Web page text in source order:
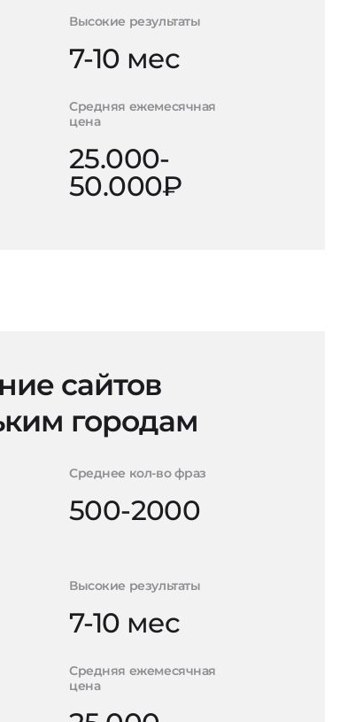
Высокие результаты
7-10 мес
Средняя ежемесячная
цена
25.000-
50.000₽
сайтов
городам
Среднее кол-во фраз
500-2000
Высокие результаты
7-10 мес
Средняя ежемесячная
цена